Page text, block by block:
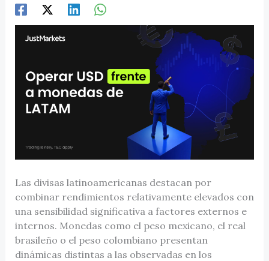
Las divisas latinoamericanas destacan por
combinar rendimientos relativamente elevados con
una sensibilidad significativa a factores externos e
internos. Monedas como el peso mexicano, el real
brasileño o el peso colombiano presentan
dinámicas distintas a las observadas en los